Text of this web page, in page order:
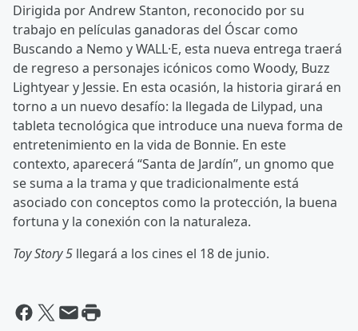
Dirigida por Andrew Stanton, reconocido por su
trabajo en películas ganadoras del Óscar como
Buscando a Nemo y WALL·E, esta nueva entrega traerá
de regreso a personajes icónicos como Woody, Buzz
Lightyear y Jessie. En esta ocasión, la historia girará en
torno a un nuevo desafío: la llegada de Lilypad, una
tableta tecnológica que introduce una nueva forma de
entretenimiento en la vida de Bonnie. En este
contexto, aparecerá “Santa de Jardín”, un gnomo que
se suma a la trama y que tradicionalmente está
asociado con conceptos como la protección, la buena
fortuna y la conexión con la naturaleza.
Toy Story 5 llegará a los cines el 18 de junio.